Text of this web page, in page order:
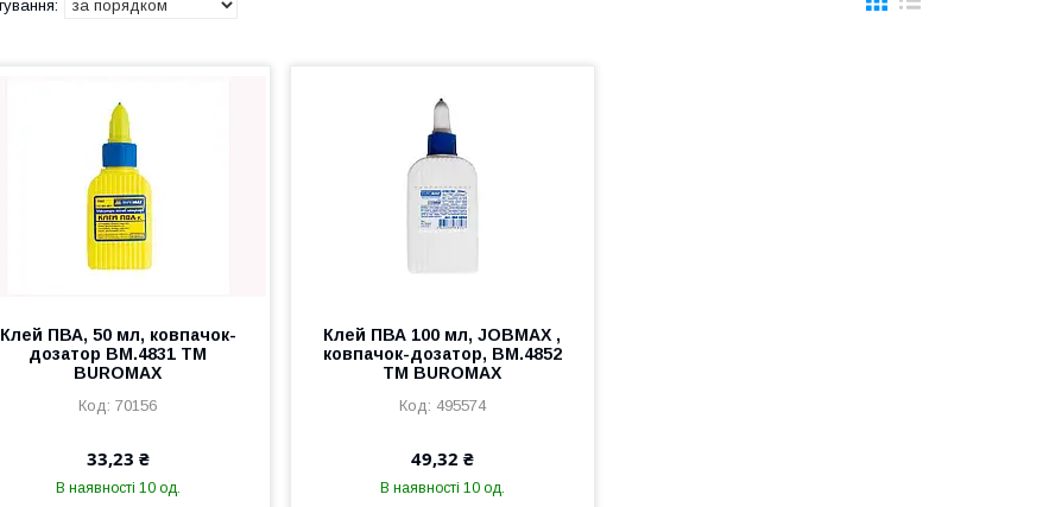
Клей ПВА, 50 мл, ковпачок-
дозатор ВМ.4831 ТМ
BUROMAX
70156
33,23 ₴
В наявності 10 од.
Клей ПВА 100 мл, JOBMAX ,
ковпачок-дозатор, BM.4852
ТМ BUROMAX
495574
49,32 ₴
В наявності 10 од.